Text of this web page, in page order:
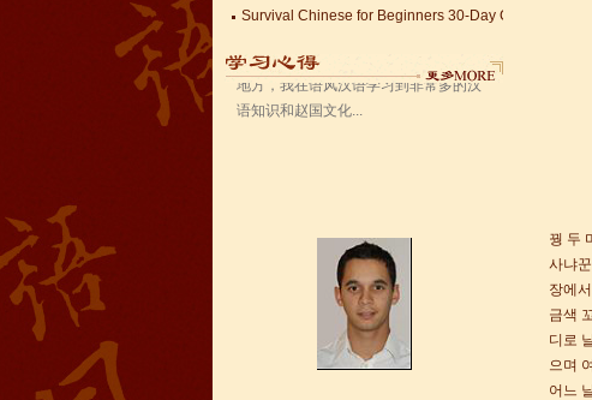
关于HSK3-6级，HSKK各级考试报名照片的通知
Changzhou HSK TEST CENTER常州语风HSK考点正
语风汉语学生Kevin
语风汉语是一个最理想的学习汉语和中
国文化的好地方，学校给我们提供了很
多的汉语活动和学习中国文化的机会，
꿩 두
사냐
장에
금색
디로
으며
어느